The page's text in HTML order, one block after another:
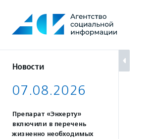
содержанию
Новости
07.08.2026
Препарат «Энхерту»
включили в перечень
жизненно необходимых